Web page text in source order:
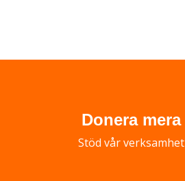
Donera mera
Stöd vår verksamhet